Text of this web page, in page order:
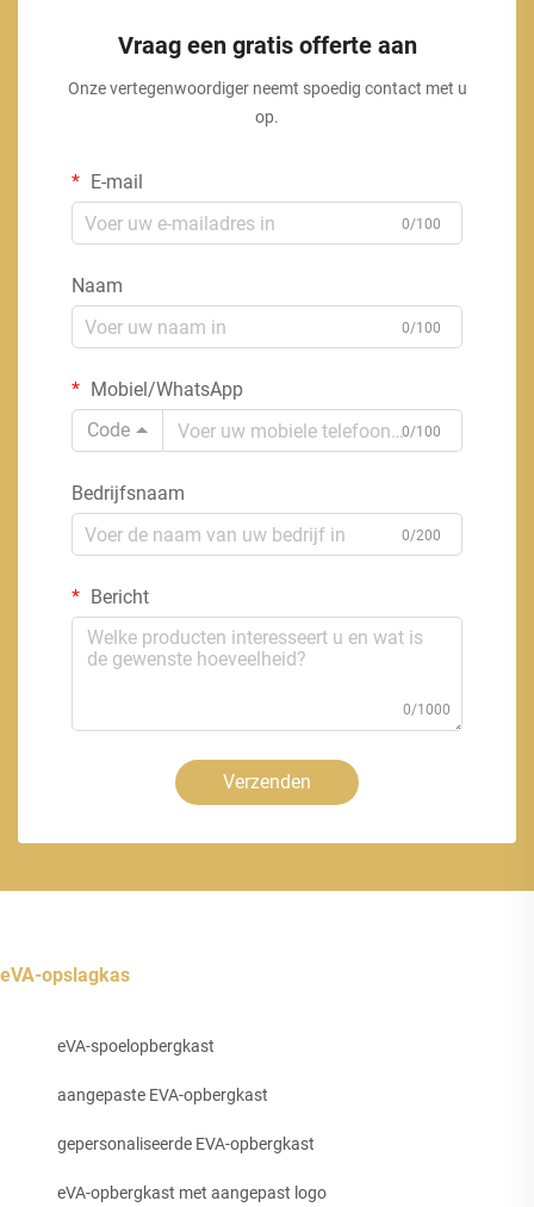
Vraag een gratis offerte aan
Onze vertegenwoordiger neemt spoedig contact met u
op.
E-mail
0/100
Naam
0/100
Mobiel/WhatsApp
Code
0/100
Bedrijfsnaam
0/200
Bericht
0/1000
Verzenden
eVA-opslagkas
eVA-spoelopbergkast
aangepaste EVA-opbergkast
gepersonaliseerde EVA-opbergkast
eVA-opbergkast met aangepast logo